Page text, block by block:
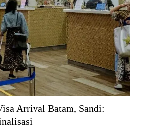
Arrival Batam, Sandi: